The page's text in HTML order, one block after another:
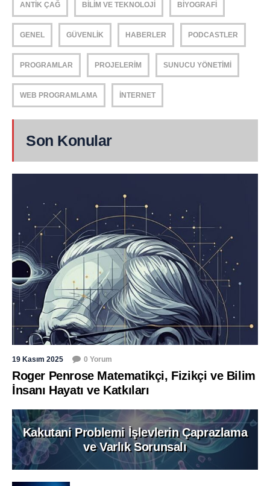
ANTIK ÇAĞ BILIM VE TEKNOLOJI BIYOGRAFI
GENEL GÜVENLIK HABERLER PODCASTLER
PROGRAMLAR PROJELERIM SUNUCU YÖNETIMI
WEB PROGRAMLAMA İNTERNET
Son Konular
19 Kasım 2025 0 Yorum
Roger Penrose Matematikçi, Fizikçi ve Bilim
İnsanı Hayatı ve Katkıları
Kakutani Problemi İşlevlerin Çaprazlama
ve Varlık Sorunsalı